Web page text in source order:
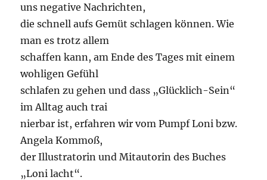
uns negative Nachrichten,
die schnell aufs Gemüt schlagen können. Wie
man es trotz allem
schaffen kann, am Ende des Tages mit einem
wohligen Gefühl
schlafen zu gehen und dass „Glücklich-Sein“
im Alltag auch trai
nierbar ist, erfahren wir vom Pumpf Loni bzw.
Angela Kommoß,
der Illustratorin und Mitautorin des Buches
„Loni lacht“.